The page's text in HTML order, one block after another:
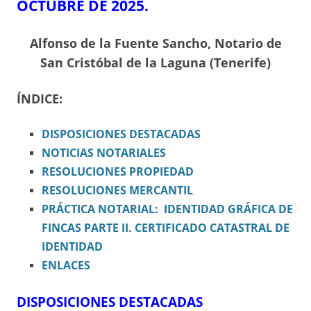
OCTUBRE DE 2025.
Alfonso de la Fuente Sancho, Notario de
San Cristóbal de la Laguna (Tenerife)
ÍNDICE:
DISPOSICIONES DESTACADAS
NOTICIAS NOTARIALES
RESOLUCIONES PROPIEDAD
RESOLUCIONES MERCANTIL
PRÁCTICA NOTARIAL: IDENTIDAD GRÁFICA DE
FINCAS PARTE II. CERTIFICADO CATASTRAL DE
IDENTIDAD
ENLACES
DISPOSICIONES DESTACADAS